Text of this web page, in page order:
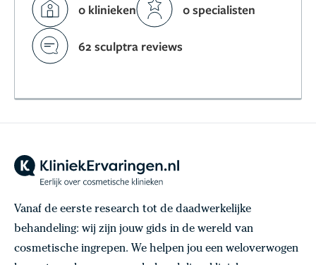
0 klinieken 0 specialisten
62 sculptra reviews
Vanaf de eerste research tot de daadwerkelijke
behandeling: wij zijn jouw gids in de wereld van
cosmetische ingrepen. We helpen jou een weloverwogen